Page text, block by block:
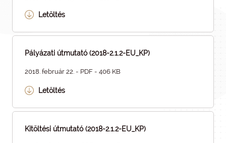
Letöltés
Pályázati útmutató (2018-2.1.2-EU_KP)
2018. február 22. - PDF - 406 KB
Letöltés
Kitöltési útmutató (2018-2.1.2-EU_KP)